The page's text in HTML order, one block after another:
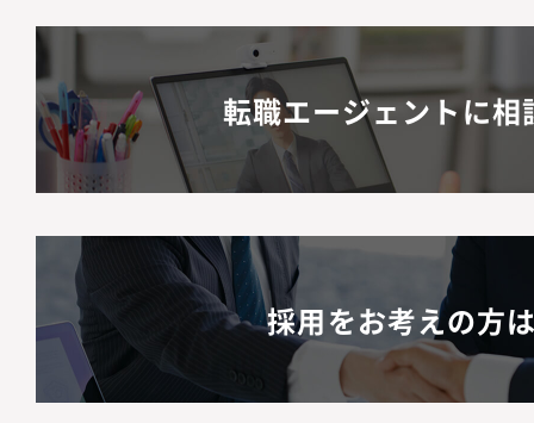
転職エージェントに相
採用をお考えの方